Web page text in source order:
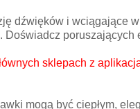
dźwięków i wciągające
sklepach z
mogą być ciepłym,